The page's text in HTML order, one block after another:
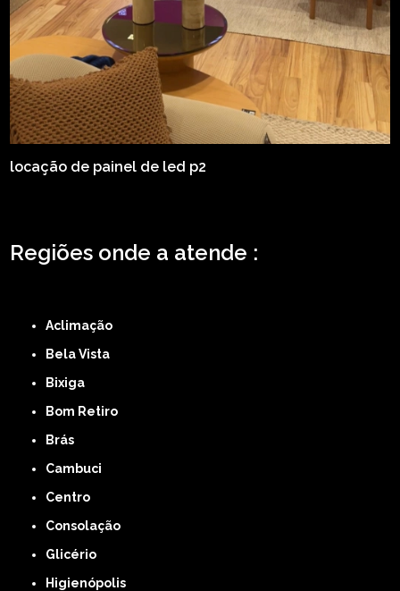
locação de painel de led p2
Regiões onde a atende :
Aclimação
Bela Vista
Bixiga
Bom Retiro
Brás
Cambuci
Centro
Consolação
Glicério
Higienópolis